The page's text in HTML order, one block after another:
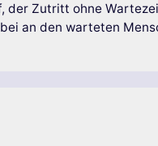
der Zutritt ohne
an den warteten